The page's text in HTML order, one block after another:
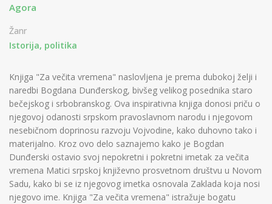
Agora
Žanr
Istorija, politika
Knjiga "Za večita vremena" naslovljena je prema dubokoj želji i
naredbi Bogdana Dunđerskog, bivšeg velikog posednika staro
bečejskog i srbobranskog. Ova inspirativna knjiga donosi priču o
njegovoj odanosti srpskom pravoslavnom narodu i njegovom
nesebičnom doprinosu razvoju Vojvodine, kako duhovno tako i
materijalno. Kroz ovo delo saznajemo kako je Bogdan
Dunđerski ostavio svoj nepokretni i pokretni imetak za večita
vremena Matici srpskoj književno prosvetnom društvu u Novom
Sadu, kako bi se iz njegovog imetka osnovala Zaklada koja nosi
njegovo ime. Knjiga "Za večita vremena" istražuje bogatu